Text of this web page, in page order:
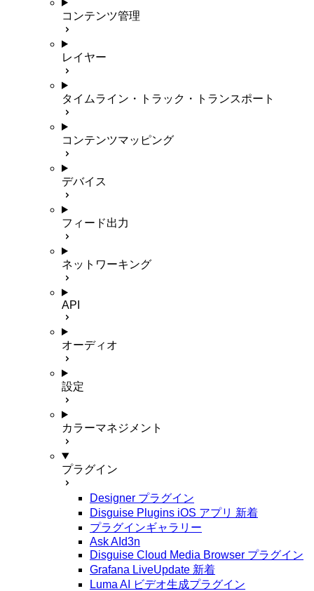
コンテンツ管理
レイヤー
タイムライン・トラック・トランスポート
コンテンツマッピング
デバイス
フィード出力
ネットワーキング
API
オーディオ
設定
カラーマネジメント
プラグイン
Designer プラグイン
Disguise Plugins iOS アプリ 新着
プラグインギャラリー
Ask AId3n
Disguise Cloud Media Browser プラグイン
Grafana LiveUpdate 新着
Luma AI ビデオ生成プラグイン